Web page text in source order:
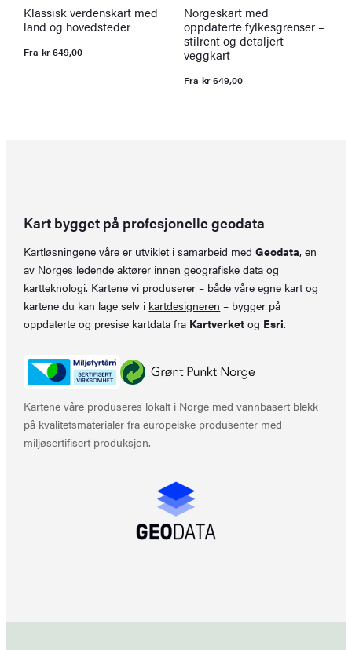
Klassisk verdenskart med
land og hovedsteder
Fra kr649,00
Norgeskart med
oppdaterte fylkesgrenser –
stilrent og detaljert
veggkart
Fra kr649,00
Kart bygget på profesjonelle geodata
Kartløsningene våre er utviklet i samarbeid medGeodata, en
av Norges ledende aktører innen geografiske data og
kartteknologi. Kartene vi produserer – både våre egne kart og
kartene du kan lage selv i kartdesigneren – bygger på
oppdaterte og presise kartdata fra Kartverket og Esri.
Kartene våre produseres lokalt i Norge med vannbasert blekk
på kvalitetsmaterialer fra europeiske produsenter med
miljøsertifisert produksjon.